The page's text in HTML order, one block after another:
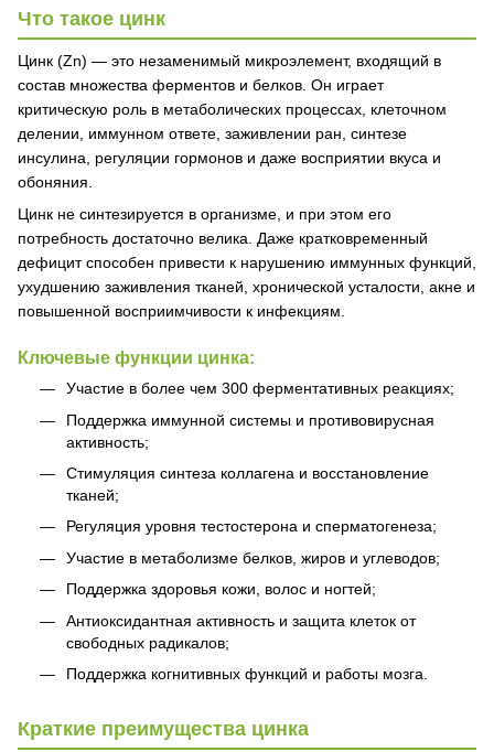
Что такое цинк
Цинк (Zn) — это незаменимый микроэлемент, входящий в
состав множества ферментов и белков. Он играет
критическую роль в метаболических процессах, клеточном
делении, иммунном ответе, заживлении ран, синтезе
инсулина, регуляции гормонов и даже восприятии вкуса и
обоняния.
Цинк не синтезируется в организме, и при этом его
потребность достаточно велика. Даже кратковременный
дефицит способен привести к нарушению иммунных функций,
ухудшению заживления тканей, хронической усталости, акне и
повышенной восприимчивости к инфекциям.
Ключевые функции цинка:
Участие в более чем 300 ферментативных реакциях;
Поддержка иммунной системы и противовирусная
активность;
Стимуляция синтеза коллагена и восстановление
тканей;
Регуляция уровня тестостерона и сперматогенеза;
Участие в метаболизме белков, жиров и углеводов;
Поддержка здоровья кожи, волос и ногтей;
Антиоксидантная активность и защита клеток от
свободных радикалов;
Поддержка когнитивных функций и работы мозга.
Краткие преимущества цинка